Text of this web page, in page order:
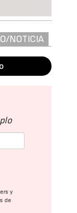
NOTICIA
y
de